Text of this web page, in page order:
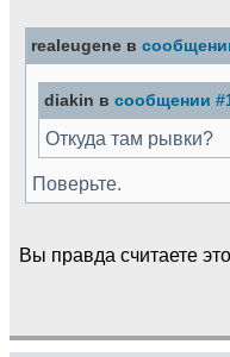
realeugene в
diakin в сообщении
Откуда там рывки?
Поверьте.
Вы правда считаете